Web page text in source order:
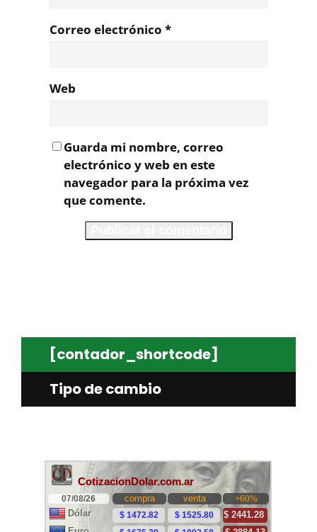
Correo electrónico *
Web
Guarda mi nombre, correo
electrónico y web en este
navegador para la próxima vez
que comente.
[contador_shortcode]
Tipo de cambio